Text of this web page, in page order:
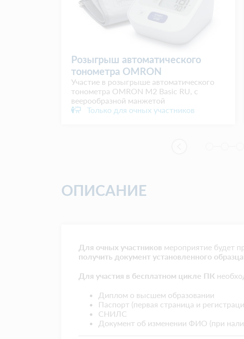
Розыгрыш автоматического
тонометра OMRON
Участие в розыгрыше автоматического
тонометра OMRON M2 Basic RU, с
веерообразной манжетой
Только для очных участников
ОПИСАНИЕ
Для очных участников мероприятие будет
получить документ установленного
Для участия в бесплатном цикле ПК
Диплом о высшем образовании
Паспорт (первая страница и
СНИЛС
Документ об изменении ФИО (при